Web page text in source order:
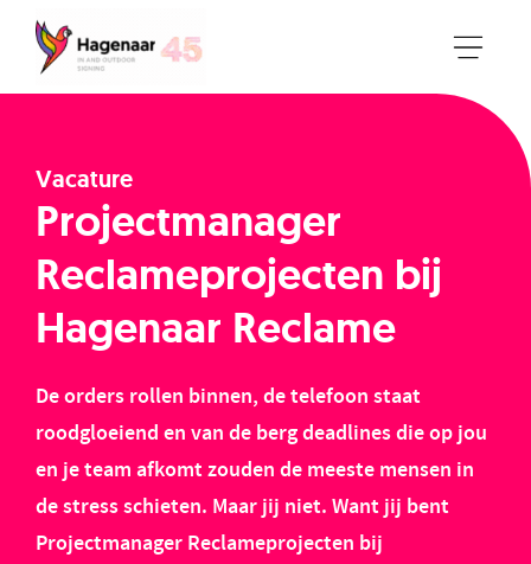
Vacature
Projectmanager
Reclameprojecten bij
Hagenaar Reclame
De orders rollen binnen, de telefoon staat
roodgloeiend en van de berg deadlines die op jou
en je team afkomt zouden de meeste mensen in
de stress schieten. Maar jij niet. Want jij bent
Projectmanager Reclameprojecten bij